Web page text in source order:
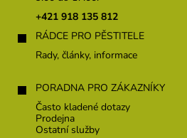
+421 918 135 812
RÁDCE PRO PĚSTITELE
Rady, články, informace
PORADNA PRO ZÁKAZNÍKY
Často kladené dotazy
Prodejna
Ostatní služby